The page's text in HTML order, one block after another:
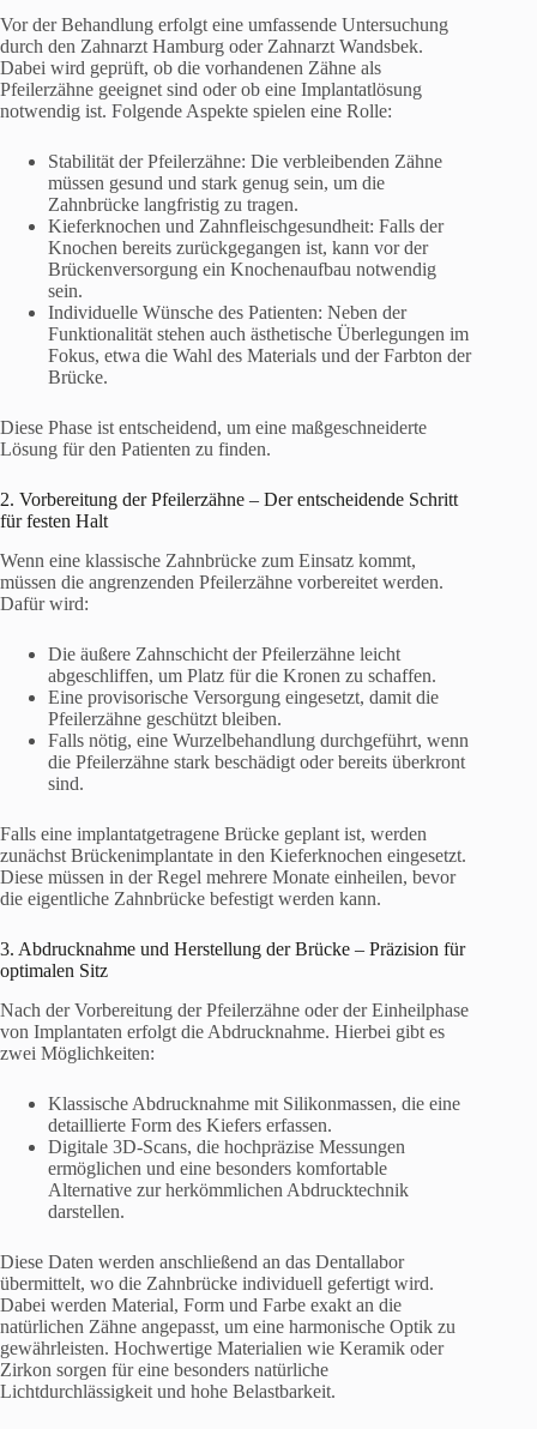
Vor der Behandlung erfolgt eine umfassende Untersuchung
durch den Zahnarzt Hamburg oder Zahnarzt Wandsbek.
Dabei wird geprüft, ob die vorhandenen Zähne als
Pfeilerzähne geeignet sind oder ob eine Implantatlösung
notwendig ist. Folgende Aspekte spielen eine Rolle:
Stabilität der Pfeilerzähne: Die verbleibenden Zähne
müssen gesund und stark genug sein, um die
Zahnbrücke langfristig zu tragen.
Kieferknochen und Zahnfleischgesundheit: Falls der
Knochen bereits zurückgegangen ist, kann vor der
Brückenversorgung ein Knochenaufbau notwendig
sein.
Individuelle Wünsche des Patienten: Neben der
Funktionalität stehen auch ästhetische Überlegungen im
Fokus, etwa die Wahl des Materials und der Farbton der
Brücke.
Diese Phase ist entscheidend, um eine maßgeschneiderte
Lösung für den Patienten zu finden.
2. Vorbereitung der Pfeilerzähne – Der entscheidende Schritt
für festen Halt
Wenn eine klassische Zahnbrücke zum Einsatz kommt,
müssen die angrenzenden Pfeilerzähne vorbereitet werden.
Dafür wird:
Die äußere Zahnschicht der Pfeilerzähne leicht
abgeschliffen, um Platz für die Kronen zu schaffen.
Eine provisorische Versorgung eingesetzt, damit die
Pfeilerzähne geschützt bleiben.
Falls nötig, eine Wurzelbehandlung durchgeführt, wenn
die Pfeilerzähne stark beschädigt oder bereits überkront
sind.
Falls eine implantatgetragene Brücke geplant ist, werden
zunächst Brückenimplantate in den Kieferknochen eingesetzt.
Diese müssen in der Regel mehrere Monate einheilen, bevor
die eigentliche Zahnbrücke befestigt werden kann.
3. Abdrucknahme und Herstellung der Brücke – Präzision für
optimalen Sitz
Nach der Vorbereitung der Pfeilerzähne oder der Einheilphase
von Implantaten erfolgt die Abdrucknahme. Hierbei gibt es
zwei Möglichkeiten:
Klassische Abdrucknahme mit Silikonmassen, die eine
detaillierte Form des Kiefers erfassen.
Digitale 3D-Scans, die hochpräzise Messungen
ermöglichen und eine besonders komfortable
Alternative zur herkömmlichen Abdrucktechnik
darstellen.
Diese Daten werden anschließend an das Dentallabor
übermittelt, wo die Zahnbrücke individuell gefertigt wird.
Dabei werden Material, Form und Farbe exakt an die
natürlichen Zähne angepasst, um eine harmonische Optik zu
gewährleisten. Hochwertige Materialien wie Keramik oder
Zirkon sorgen für eine besonders natürliche
Lichtdurchlässigkeit und hohe Belastbarkeit.